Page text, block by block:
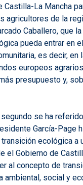
Castilla-La Mancha
agricultores de la
Caballero, que
pueda entrar en
es decir, en
europeos
presupuesto y,
se ha
García-Page
ecológica a
el Gobierno de
al concepto de
ambiental, social y